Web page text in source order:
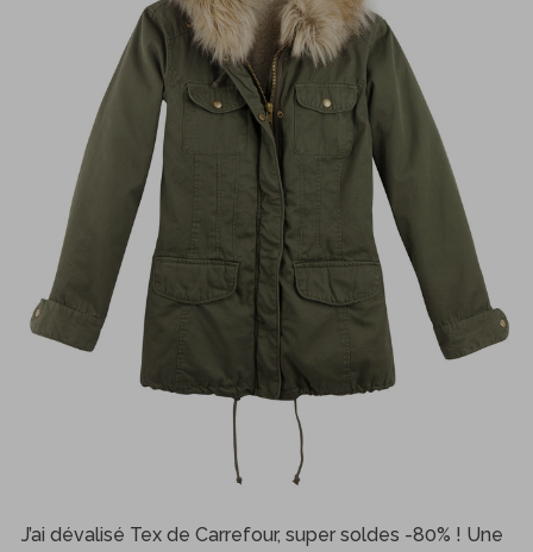
J’ai dévalisé Tex de Carrefour, super soldes -80% ! Une